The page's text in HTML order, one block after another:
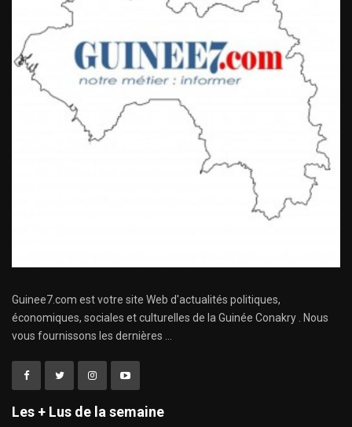
Guinee7.com est votre site Web d'actualités politiques,
économiques, sociales et culturelles de la Guinée Conakry . Nous
vous fournissons les dernières ...
Les + Lus de la semaine